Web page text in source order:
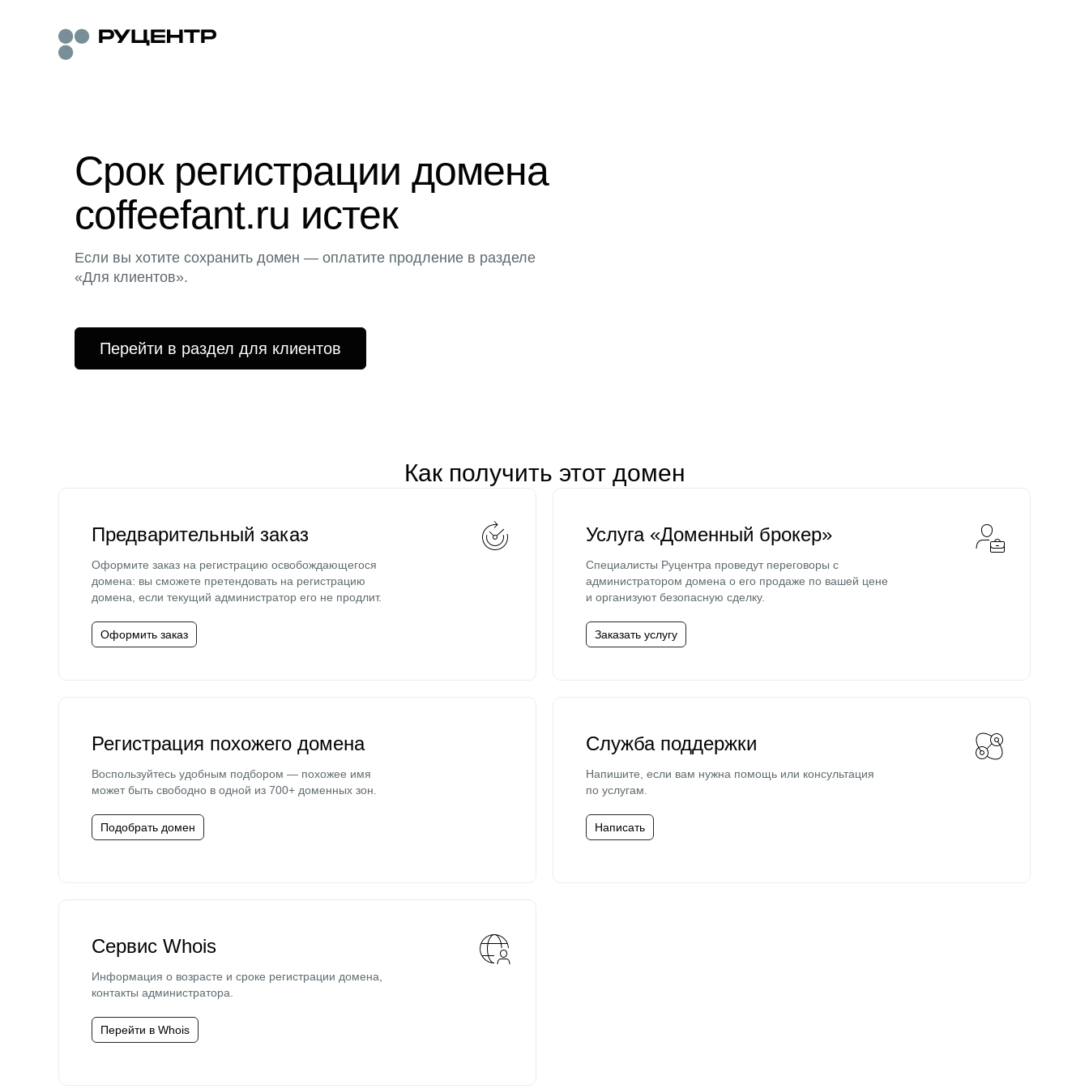
Срок регистрации домена
coffeefant.ru истек
Если вы хотите сохранить домен — оплатите продление в разделе
«Для клиентов».
Перейти в раздел для клиентов
Как получить этот домен
Предварительный заказ
Оформите заказ на регистрацию освобождающегося
домена: вы сможете претендовать на регистрацию
домена, если текущий администратор его не продлит.
Оформить заказ
Услуга «Доменный брокер»
Специалисты Руцентра проведут переговоры с
администратором домена о его продаже по вашей цене
и организуют безопасную сделку.
Заказать услугу
Регистрация похожего домена
Воспользуйтесь удобным подбором — похожее имя
может быть свободно в одной из 700+ доменных зон.
Подобрать домен
Служба поддержки
Напишите, если вам нужна помощь или консультация
по услугам.
Написать
Сервис Whois
Информация о возрасте и сроке регистрации домена,
контакты администратора.
Перейти в Whois